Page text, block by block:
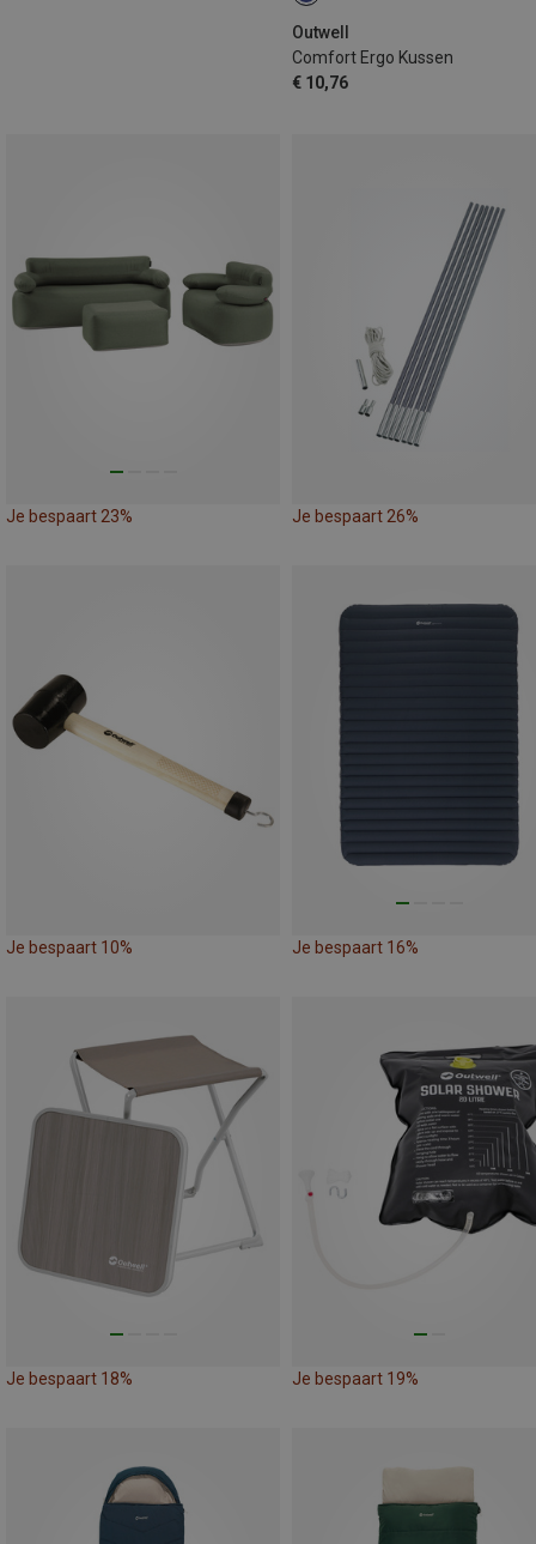
Outwell
Comfort Ergo Kussen
€ 10,76
Je bespaart 23% Je bespaart 26%
Je bespaart 10% Je bespaart 16%
Je bespaart 18% Je bespaart 19%